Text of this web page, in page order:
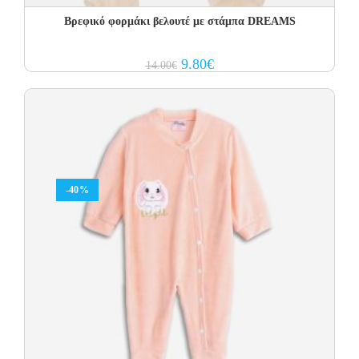
Βρεφικό φορμάκι βελουτέ με στάμπα DREAMS
14.00€ Original
price
9.80€Current
price
-40%